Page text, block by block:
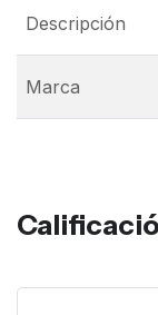
Descripción
Marca